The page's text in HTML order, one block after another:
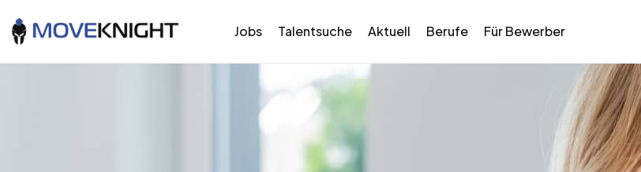
Jobs Talentsuche Aktuell Berufe Für Bewerber